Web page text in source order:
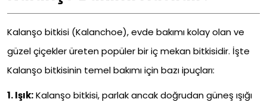
Kalanşo bitkisi (Kalanchoe), evde bakımı kolay olan ve
güzel çiçekler üreten popüler bir iç mekan bitkisidir. İşte
Kalanşo bitkisinin temel bakımı için bazı ipuçları:
1. Işık:Kalanşo bitkisi, parlak ancak doğrudan güneş ışığı